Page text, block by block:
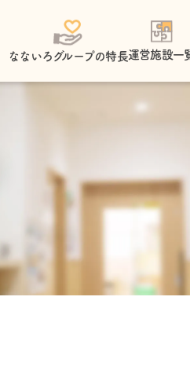
なないろグループの特長運営施設一